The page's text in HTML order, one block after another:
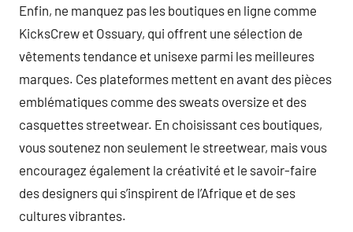
Enfin, ne manquez pas les boutiques en ligne comme
KicksCrew et Ossuary, qui offrent une sélection de
vêtements tendance et unisexe parmi les meilleures
marques. Ces plateformes mettent en avant des pièces
emblématiques comme des sweats oversize et des
casquettes streetwear. En choisissant ces boutiques,
vous soutenez non seulement le streetwear, mais vous
encouragez également la créativité et le savoir-faire
des designers qui s’inspirent de l’Afrique et de ses
cultures vibrantes.